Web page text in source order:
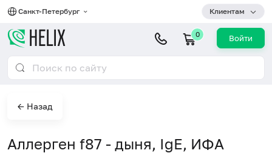
Санкт-Петербург Клиентам
0 Войти
← Назад
Аллерген f87 - дыня, IgE, ИФА